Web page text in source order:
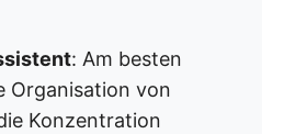
: Am besten
Organisation von
Konzentration